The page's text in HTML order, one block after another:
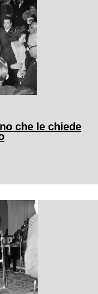
che le chiede